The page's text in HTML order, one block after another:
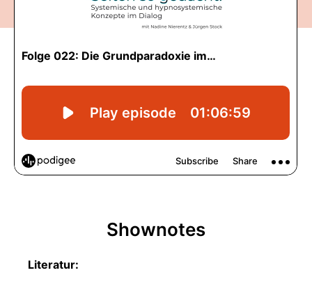
Shownotes
Literatur: